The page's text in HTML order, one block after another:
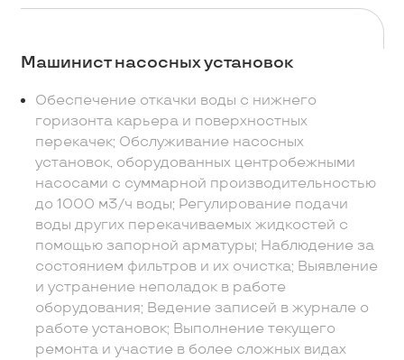
Машинист насосных установок
Обеспечение откачки воды с нижнего
горизонта карьера и поверхностных
перекачек; Обслуживание насосных
установок, оборудованных центробежными
насосами с суммарной производительностью
до 1000 м3/ч воды; Регулирование подачи
воды других перекачиваемых жидкостей с
помощью запорной арматуры; Наблюдение за
состоянием фильтров и их очистка; Выявление
и устранение неполадок в работе
оборудования; Ведение записей в журнале о
работе установок; Выполнение текущего
ремонта и участие в более сложных видах